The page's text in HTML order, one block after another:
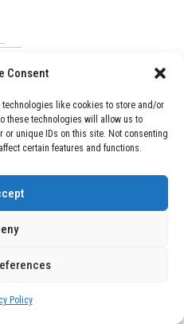
Consent
technologies like cookies to store and/or
these technologies will allow us to
unique IDs on this site. Not consenting
certain features and functions.
Policy
24, 2025
BYD revela en
400 km de rango
de carga
9, 2026
de 45 km y
este scooter cuesta
una